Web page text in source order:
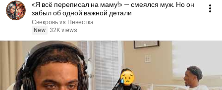
«Я всё переписал на маму!» — смеялся муж. Но он
забыл об одной важной детали
Свекровь vs Невестка
New
32K views